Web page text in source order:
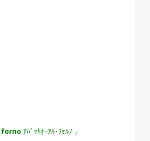
forno ｱﾊﾞｯｷｵ･ｱﾙ･ﾌｫﾙﾉ 』